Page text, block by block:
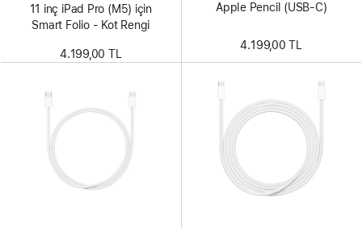
11 inç iPad Pro (M5) için
Smart Folio - Kot Rengi
4.199,00 TL
Apple Pencil (USB-C)
4.199,00 TL